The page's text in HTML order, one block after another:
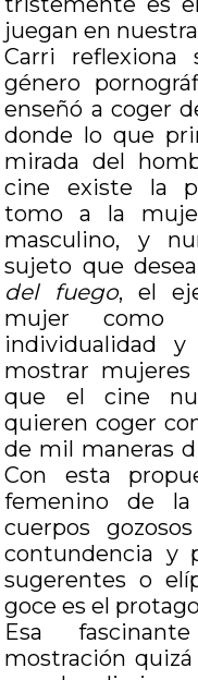
juegan en
Carri reflexiona
género
enseñó a coger
donde lo que
mirada del
cine existe la
tomo a la
masculino, y
sujeto que
del fuego, el
mujer como
individualidad y
mostrar mujeres
que el cine
quieren coger
de mil maneras
Con esta
femenino de la
cuerpos
contundencia y
sugerentes o
goce es el
Esa
mostración